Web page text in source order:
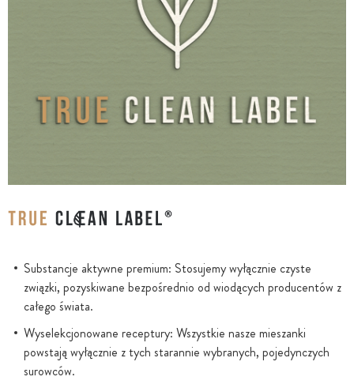
Substancje aktywne premium: Stosujemy wyłącznie czyste
związki, pozyskiwane bezpośrednio od wiodących producentów z
całego świata.
Wyselekcjonowane receptury: Wszystkie nasze mieszanki
powstają wyłącznie z tych starannie wybranych, pojedynczych
surowców.